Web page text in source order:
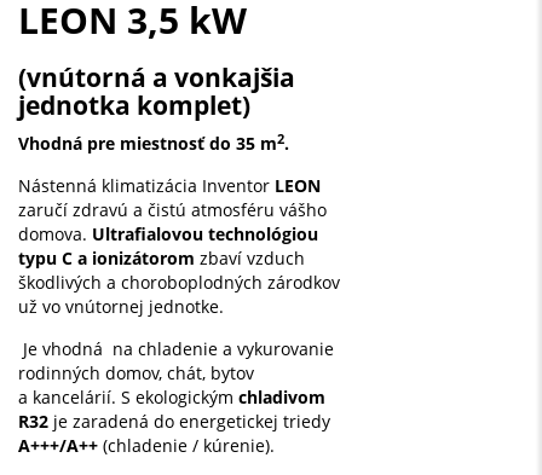
LEON 3,5 kW
(vnútorná a vonkajšia
jednotka komplet)
Vhodná pre miestnosť do 35 m2.
Nástenná klimatizácia Inventor LEON
zaručí zdravú a čistú atmosféru vášho
domova. Ultrafialovou technológiou
typu C a ionizátorom zbaví vzduch
škodlivých a choroboplodných zárodkov
už vo vnútornej jednotke.
Je vhodná na chladenie a vykurovanie
rodinných domov, chát, bytov
a kancelárií. S ekologickým chladivom
R32 je zaradená do energetickej triedy
A+++/A++ (chladenie / kúrenie).